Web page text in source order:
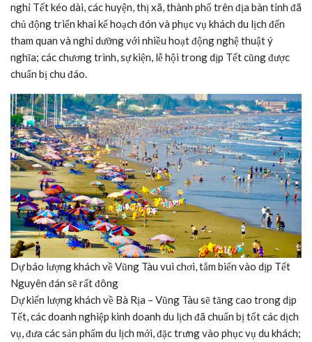
nghỉ Tết kéo dài, các huyện, thị xã, thành phố trên địa bàn tỉnh đã
chủ động triển khai kế hoạch đón và phục vụ khách du lịch đến
tham quan và nghỉ dưỡng với nhiều hoạt động nghệ thuật ý
nghĩa; các chương trình, sự kiện, lễ hội trong dịp Tết cũng được
chuẩn bị chu đáo.
Dự báo lượng khách về Vũng Tàu vui chơi, tắm biển vào dịp Tết
Nguyên đán sẽ rất đông
Dự kiến lượng khách về Bà Rịa – Vũng Tàu sẽ tăng cao trong dịp
Tết, các doanh nghiệp kinh doanh du lịch đã chuẩn bị tốt các dịch
vụ, đưa các sản phẩm du lịch mới, đặc trưng vào phục vụ du khách;